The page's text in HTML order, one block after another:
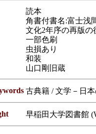
読本
角書付書名:富士浅
文化2年序の再版の
一部色刷
虫損あり
和装
山口剛旧蔵
古典籍 / 文学－日
早稲田大学図書館